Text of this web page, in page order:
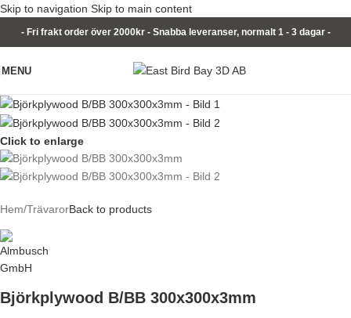
Skip to navigation Skip to main content
- Fri frakt order över 2000kr - Snabba leveranser, normalt 1 - 3 dagar -
MENU
Click to enlarge
Hem/TrävarorBack to products
Björkplywood B/BB 300x300x3mm